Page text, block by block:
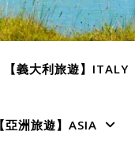
【義大利旅遊】ITALY
【亞洲旅遊】ASIA